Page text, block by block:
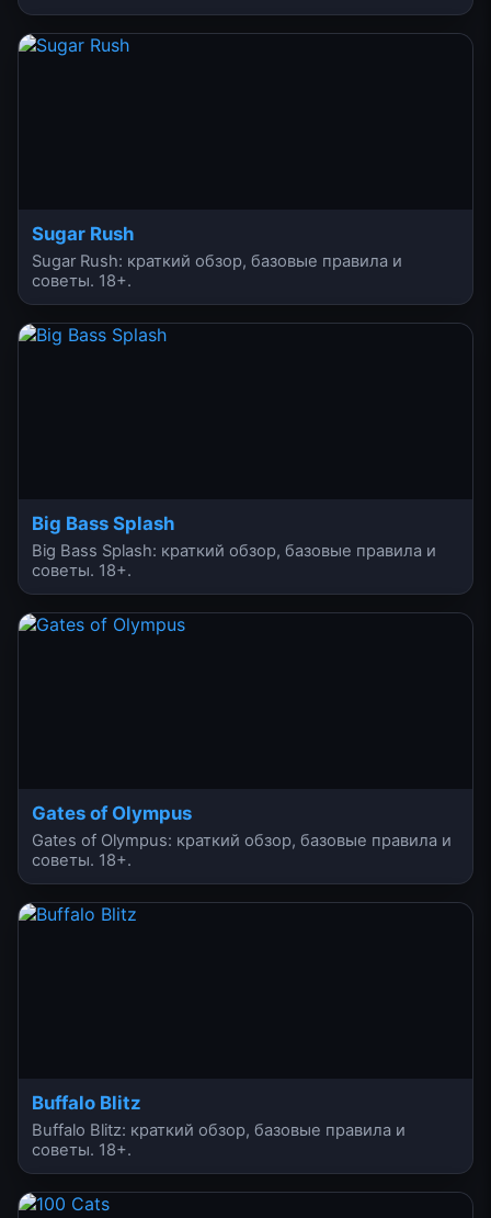
Sugar Rush
Sugar Rush: краткий обзор, базовые правила и
советы. 18+.
Big Bass Splash
Big Bass Splash: краткий обзор, базовые правила и
советы. 18+.
Gates of Olympus
Gates of Olympus: краткий обзор, базовые правила и
советы. 18+.
Buffalo Blitz
Buffalo Blitz: краткий обзор, базовые правила и
советы. 18+.